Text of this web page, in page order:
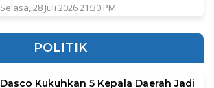
Selasa, 28 Juli 2026 21:30 PM
POLITIK
Dasco Kukuhkan 5 Kepala Daerah Jadi